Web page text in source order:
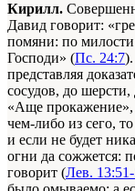
Кирилл.
Давид говорит:
помяни: по милости
Господи» (Пс. 24:7
представляя
сосудов, до
«Аще прокажение»,
чем-либо из сего,
и если не будет
огни да сожжется:
говорит (Лев.